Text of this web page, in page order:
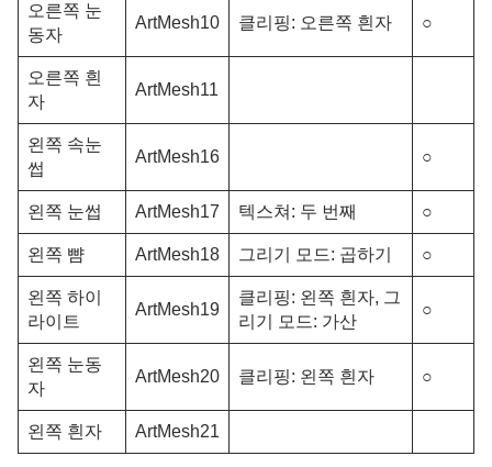
오른쪽 눈
동자
ArtMesh10 클리핑: 오른쪽 흰자 ○
오른쪽 흰
자
ArtMesh11
왼쪽 속눈
썹
ArtMesh16 ○
왼쪽 눈썹 ArtMesh17 텍스쳐: 두 번째 ○
왼쪽 뺨 ArtMesh18 그리기 모드: 곱하기 ○
왼쪽 하이
라이트
ArtMesh19
클리핑: 왼쪽 흰자, 그
리기 모드: 가산
○
왼쪽 눈동
자
ArtMesh20 클리핑: 왼쪽 흰자 ○
왼쪽 흰자 ArtMesh21